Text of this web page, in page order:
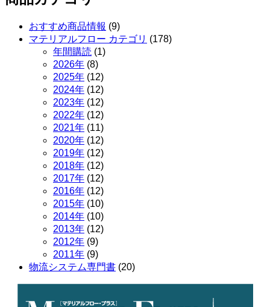
おすすめ商品情報 99
個
マテリアルフロー カテゴリ 178178
年間購読 11
の
商
品
2026年 88
個
の
商
品
2025年 1212
個
の
商
品
2024年 1212
個
の
商
品
2023年 1212
個
の
商
品
2022年 1212
個
の
商
品
2021年 1111
個
の
商
品
2020年 1212
個
の
商
品
2019年 1212
個
の
商
品
2018年 1212
個
の
商
品
2017年 1212
個
の
商
品
2016年 1212
個
の
商
2015年 1010
個
の
2014年 1010
個
品
2013年 1212
商
2012年 99
個
の
2011年 99
個
品
物流システム専門書 2020
商